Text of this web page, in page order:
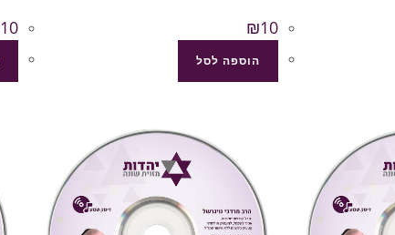
₪10
הוספה לסל
10